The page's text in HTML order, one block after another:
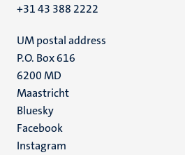
+31 43 388 2222
UM postal address
P.O. Box 616
6200 MD
Maastricht
Social
media
Bluesky
Facebook
Instagram